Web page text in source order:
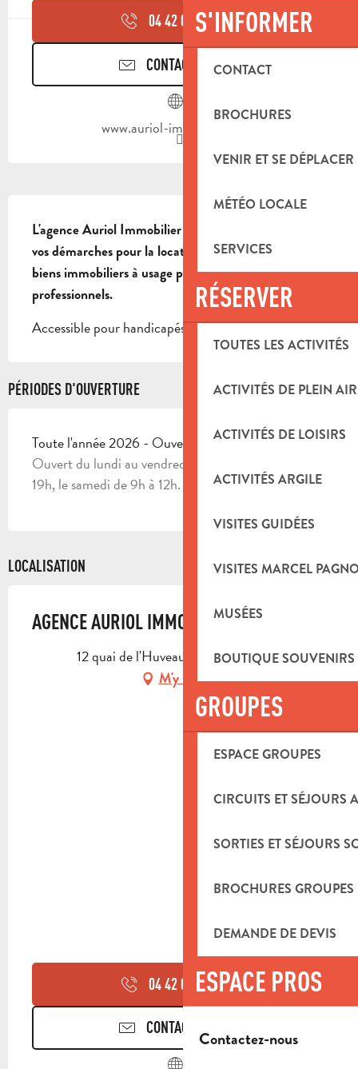
S'INFORMER
CONTACT
BROCHURES
VENIR ET SE DÉPLACER
MÉTÉO LOCALE
SERVICES
RÉSERVER
TOUTES LES ACTIVITÉS
ACTIVITÉS DE PLEIN AIR
ACTIVITÉS DE LOISIRS
ACTIVITÉS ARGILE
VISITES GUIDÉES
VISITES MARCEL
MUSÉES
BOUTIQUE
GROUPES
ESPACE GROUPES
CIRCUITS ET SÉJOURS
SORTIES ET SÉJOURS
BROCHURES GROUPES
DEMANDE DE DEVIS
ESPACE PROS
Contactez-nous
04 42 04 70 ▒▒
CONTACTEZ-NOUS
www.auriol-immobilier.com
L'agence Auriol Immobilier vous accompagne dans
vos démarches pour la location, la vente, l'achat de
biens immobiliers à usage particulier ou
professionnels.
Accessible pour handicapés
PÉRIODES D'OUVERTURE
Toute l'année 2026 - Ouvert tous les jours
Ouvert du lundi au vendredi de 9h à 12h et de 14h à
19h, le samedi de 9h à 12h.
LOCALISATION
AGENCE AURIOL IMMOBILIER
12 quai de l'Huveaune, 13390 Auriol
M'y rendre
04 42 04 70▒▒
CONTACTEZ-NOUS